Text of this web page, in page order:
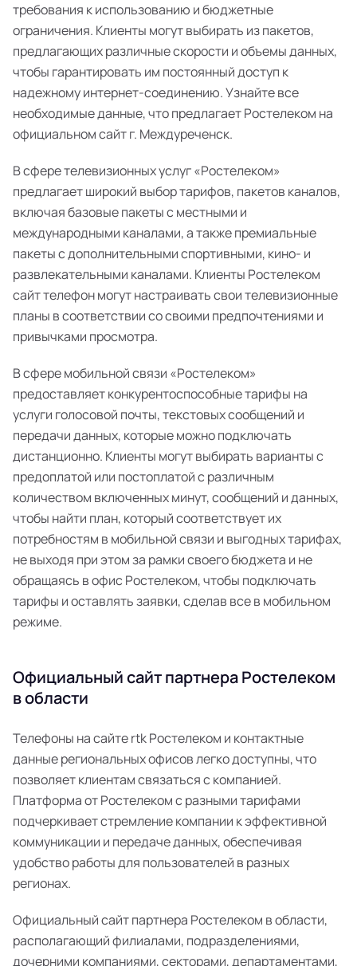
требования к использованию и бюджетные
ограничения. Клиенты могут выбирать из пакетов,
предлагающих различные скорости и объемы данных,
чтобы гарантировать им постоянный доступ к
надежному интернет-соединению. Узнайте все
необходимые данные, что предлагает Ростелеком на
официальном сайт г. Междуреченск.
В сфере телевизионных услуг «Ростелеком»
предлагает широкий выбор тарифов, пакетов каналов,
включая базовые пакеты с местными и
международными каналами, а также премиальные
пакеты с дополнительными спортивными, кино- и
развлекательными каналами. Клиенты Ростелеком
сайт телефон могут настраивать свои телевизионные
планы в соответствии со своими предпочтениями и
привычками просмотра.
В сфере мобильной связи «Ростелеком»
предоставляет конкурентоспособные тарифы на
услуги голосовой почты, текстовых сообщений и
передачи данных, которые можно подключать
дистанционно. Клиенты могут выбирать варианты с
предоплатой или постоплатой с различным
количеством включенных минут, сообщений и данных,
чтобы найти план, который соответствует их
потребностям в мобильной связи и выгодных тарифах,
не выходя при этом за рамки своего бюджета и не
обращаясь в офис Ростелеком, чтобы подключать
тарифы и оставлять заявки, сделав все в мобильном
режиме.
Официальный сайт партнера Ростелеком
в области
Телефоны на сайте rtk Ростелеком и контактные
данные региональных офисов легко доступны, что
позволяет клиентам связаться с компанией.
Платформа от Ростелеком с разными тарифами
подчеркивает стремление компании к эффективной
коммуникации и передаче данных, обеспечивая
удобство работы для пользователей в разных
регионах.
Официальный сайт партнера Ростелеком в области,
располагающий филиалами, подразделениями,
дочерними компаниями, секторами, департаментами,